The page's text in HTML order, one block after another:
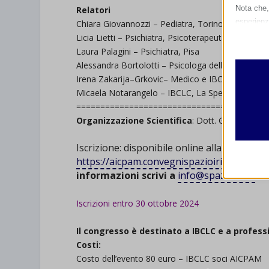
Relatori
Chiara Giovannozzi – Pediatra, Torino
Licia Lietti – Psichiatra, Psicoterapeuta,
Laura Palagini – Psichiatra, Pisa
Alessandra Bortolotti – Psicologa dello sviluppo e
Irena Zakarija–Grkovic– Medico e IBCLC
Micaela Notarangelo – IBCLC, La Spezia
Organizzazione Scientifica: Dott. Gerardo
Iscrizione: disponibile online alla pagina
https://aicpam.convegnispazioiris.it/event/
informazioni scrivi a info@spazioiris.it
Iscrizioni entro 30 ottobre 2024
Il congresso è destinato a IBCLC e a
Costi:
Costo dell’evento 80 euro – IBCLC soci AICPAM
Nota
wp-
I
Altri